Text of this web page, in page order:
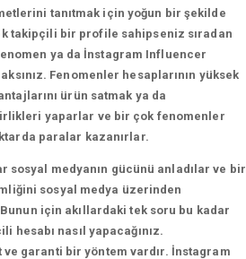
tanıtmak için yoğun bir şekilde
takipçili bir profile sahipseniz sıradan
ya da İnstagram Influencer
Fenomenler hesaplarının yüksek
ürün satmak ya da
yaparlar ve bir çok fenomenler
paralar kazanırlar.
sosyal medyanın gücünü anladılar ve bir
sosyal medya üzerinden
için akıllardaki tek soru bu kadar
hesabı nasıl yapacağınız.
garanti bir yöntem vardır. İnstagram